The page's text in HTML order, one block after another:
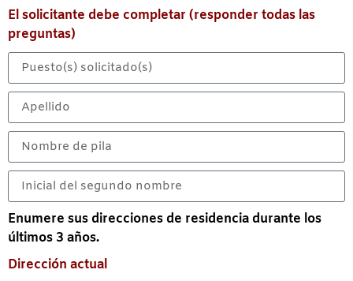
El solicitante debe completar (responder todas las
preguntas)
Enumere sus direcciones de residencia durante los
últimos 3 años.
Dirección actual